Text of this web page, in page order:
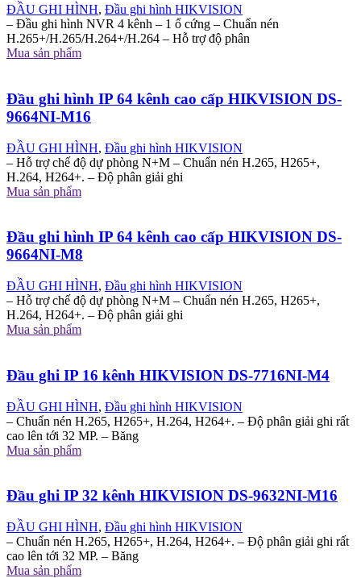
ĐẦU GHI HÌNH, Đầu ghi hình HIKVISION
– Đầu ghi hình NVR 4 kênh – 1 ổ cứng – Chuẩn nén
H.265+/H.265/H.264+/H.264 – Hỗ trợ độ phân
Mua sản phẩm
Đầu ghi hình IP 64 kênh cao cấp HIKVISION DS-
9664NI-M16
ĐẦU GHI HÌNH, Đầu ghi hình HIKVISION
– Hỗ trợ chế độ dự phòng N+M – Chuẩn nén H.265, H265+,
H.264, H264+. – Độ phân giải ghi
Mua sản phẩm
Đầu ghi hình IP 64 kênh cao cấp HIKVISION DS-
9664NI-M8
ĐẦU GHI HÌNH, Đầu ghi hình HIKVISION
– Hỗ trợ chế độ dự phòng N+M – Chuẩn nén H.265, H265+,
H.264, H264+. – Độ phân giải ghi
Mua sản phẩm
Đầu ghi IP 16 kênh HIKVISION DS-7716NI-M4
ĐẦU GHI HÌNH, Đầu ghi hình HIKVISION
– Chuẩn nén H.265, H265+, H.264, H264+. – Độ phân giải ghi rất
cao lên tới 32 MP. – Băng
Mua sản phẩm
Đầu ghi IP 32 kênh HIKVISION DS-9632NI-M16
ĐẦU GHI HÌNH, Đầu ghi hình HIKVISION
– Chuẩn nén H.265, H265+, H.264, H264+. – Độ phân giải ghi rất
cao lên tới 32 MP. – Băng
Mua sản phẩm